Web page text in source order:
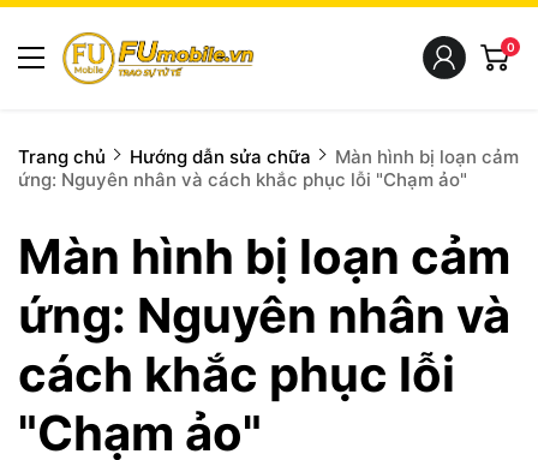
0
Trang chủ Hướng dẫn sửa chữa
Màn hình bị loạn cảm
ứng: Nguyên nhân và cách khắc phục lỗi "Chạm ảo"
Màn hình bị loạn cảm
ứng: Nguyên nhân và
cách khắc phục lỗi
"Chạm ảo"